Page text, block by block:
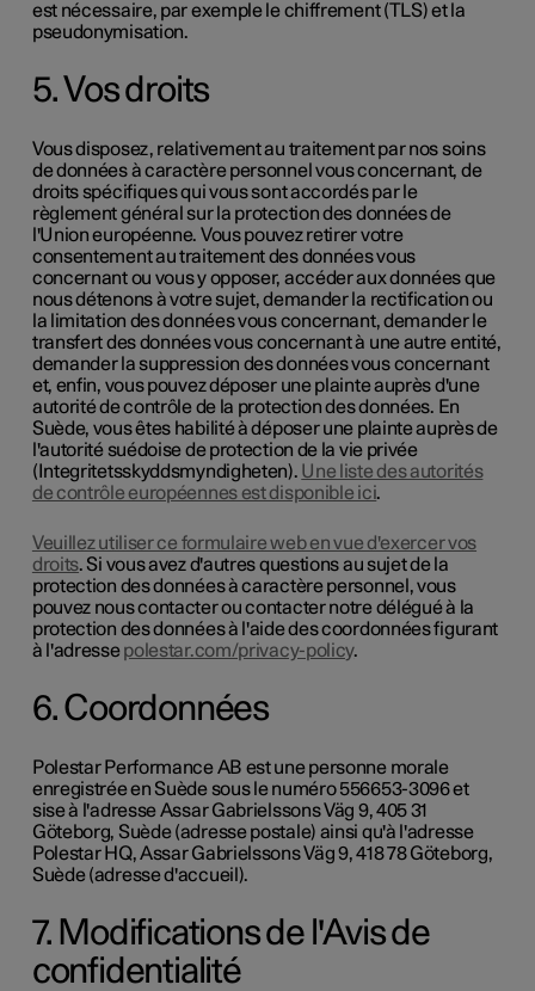
est nécessaire, par exemple le chiffrement (TLS) et la
pseudonymisation.
5. Vos droits
Vous disposez, relativement au traitement par nos soins
de données à caractère personnel vous concernant, de
droits spécifiques qui vous sont accordés par le
règlement général sur la protection des données de
l'Union européenne. Vous pouvez retirer votre
consentement au traitement des données vous
concernant ou vous y opposer, accéder aux données que
nous détenons à votre sujet, demander la rectification ou
la limitation des données vous concernant, demander le
transfert des données vous concernant à une autre entité,
demander la suppression des données vous concernant
et, enfin, vous pouvez déposer une plainte auprès d'une
autorité de contrôle de la protection des données. En
Suède, vous êtes habilité à déposer une plainte auprès de
l'autorité suédoise de protection de la vie privée
(Integritetsskyddsmyndigheten). Une liste des autorités
de contrôle européennes est disponible ici.
Veuillez utiliser ce formulaire web en vue d'exercer vos
droits. Si vous avez d'autres questions au sujet de la
protection des données à caractère personnel, vous
pouvez nous contacter ou contacter notre délégué à la
protection des données à l'aide des coordonnées figurant
à l'adressepolestar.com/privacy-policy.
6. Coordonnées
Polestar Performance AB est une personne morale
enregistrée en Suède sous le numéro 556653-3096 et
sise à l'adresse Assar Gabrielssons Väg 9, 405 31
Göteborg, Suède (adresse postale) ainsi qu'à l'adresse
Polestar HQ, Assar Gabrielssons Väg 9, 418 78 Göteborg,
Suède (adresse d'accueil).
7. Modifications de l'Avis de
confidentialité